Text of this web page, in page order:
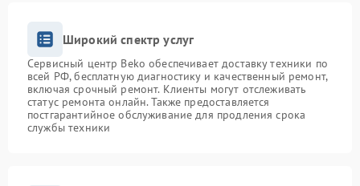
Широкий спектр услуг
Сервисный центр Beko обеспечивает доставку техники по
всей РФ, бесплатную диагностику и качественный ремонт,
включая срочный ремонт. Клиенты могут отслеживать
статус ремонта онлайн. Также предоставляется
постгарантийное обслуживание для продления срока
службы техники